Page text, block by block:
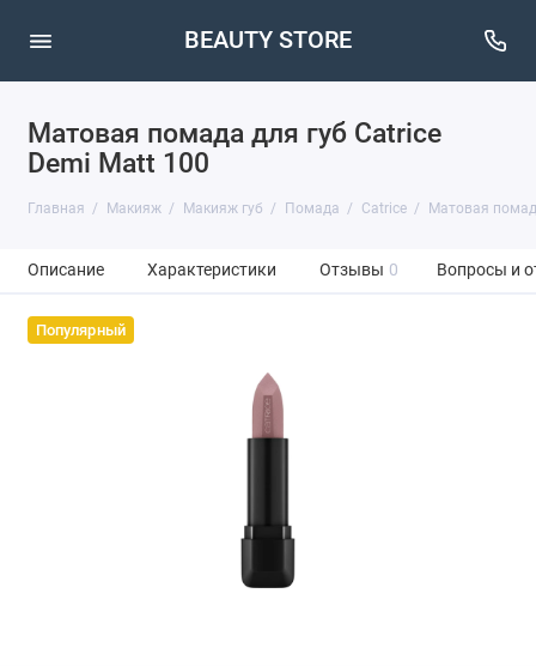
BEAUTY STORE
Матовая помада для губ Catrice
Demi Matt 100
Главная Макияж Макияж губ Помада Catrice Матовая
Описание Характеристики Отзывы 0 Вопросы и
Популярный